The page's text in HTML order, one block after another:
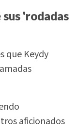
'rodadas
que Keydy
aficionados